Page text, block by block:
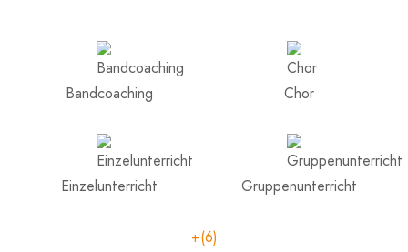
Bandcoaching Chor
Einzelunterricht Gruppenunterricht
+(6)